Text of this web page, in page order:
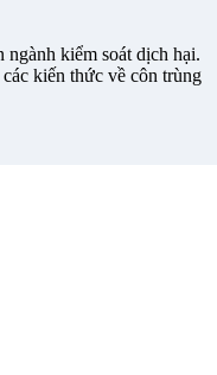
kiểm soát dịch hại.
kiến thức về côn trùng